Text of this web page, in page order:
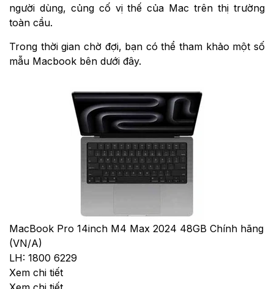
người dùng, củng cố vị thế của Mac trên thị trường
toàn cầu.
Trong thời gian chờ đợi, bạn có thể tham khảo một số
mẫu Macbook bên dưới đây.
MacBook Pro 14inch M4 Max 2024 48GB Chính hãng
(VN/A)
LH: 1800 6229
Xem chi tiết